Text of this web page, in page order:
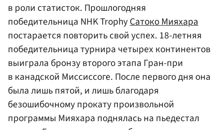
в роли статисток. Прошлогодняя
победительница NHK TrophyСатоко Мияхара
постарается повторить свой успех. 18-летняя
победительница турнира четырех континентов
выиграла бронзу второго этапа Гран-при
в канадской Миссиссоге. После первого дня она
была лишь пятой, и лишь благодаря
безошибочному прокату произвольной
программы Мияхара поднялась на пьедестал